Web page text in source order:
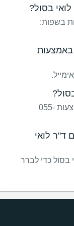
בסול?
בשפות:
באמצעות
ניתן לקבוע פגישה עם ד"ר לואי בסול באמצעות 055-
ד"ר לואי
בסול כדי לברר